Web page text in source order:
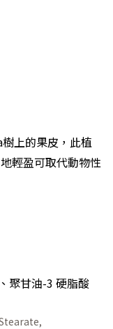
上的果皮，此植
輕盈可取代動物性
聚甘油-3 硬脂酸